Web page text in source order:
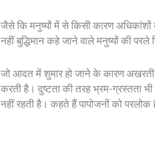
जैसे कि मनुष्यों में से किसी कारण
नहीं बुद्धिमान कहे जाने वाले मनुष्यों की परले
जो आदत में शुमार हो जाने के कारण
करती है। दुष्टता की तरह भ्रम-ग्रस्तता
नहीं रहती है। कहते हैं पापोजनों को परलोक